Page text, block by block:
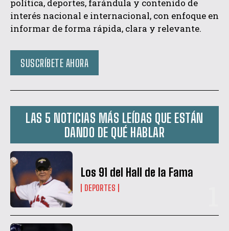
política, deportes, farándula y contenido de
interés nacional e internacional, con enfoque en
informar de forma rápida, clara y relevante.
SUSCRÍBETE AHORA
LAS 5 NOTICIAS MÁS LEÍDAS QUE ESTÁN
DANDO DE QUÉ HABLAR
Los 91 del Hall de la Fama
DEPORTES